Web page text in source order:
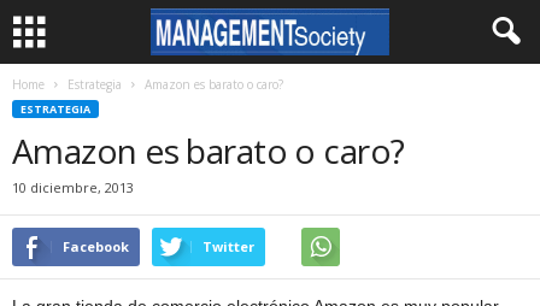
Home Estrategia Amazon es barato o caro?
ESTRATEGIA
Amazon es barato o caro?
10 diciembre, 2013
Facebook Twitter